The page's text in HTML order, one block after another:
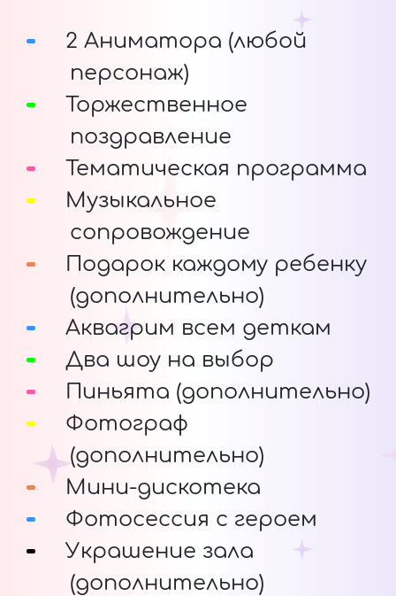
2 Аниматора (любой
персонаж)
Торжественное
поздравление
Тематическая программа
Музыкальное
сопровождение
Подарок каждому ребенку
(дополнительно)
Аквагрим всем деткам
Два шоу на выбор
Пиньята (дополнительно)
Фотограф
(дополнительно)
Мини-дискотека
Фотосессия с героем
Украшение зала
(дополнительно)